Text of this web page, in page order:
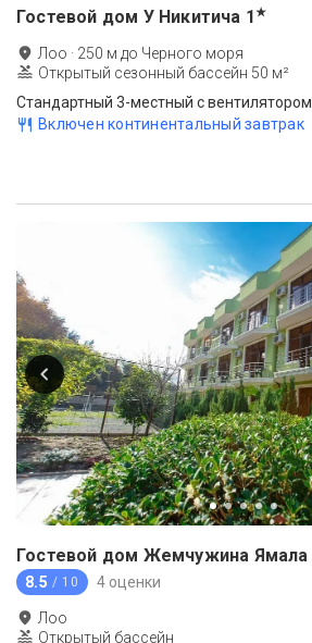
Гостевой дом У Никитича 1★
Лоо · 250 м до Черного моря
Открытый сезонный бассейн 50 м²
Стандартный 3-местный с вентилятором
Включен континентальный завтрак
Гостевой дом Жемчужина Ямала
8.5 / 10 4 оценки
Лоо
Открытый бассейн